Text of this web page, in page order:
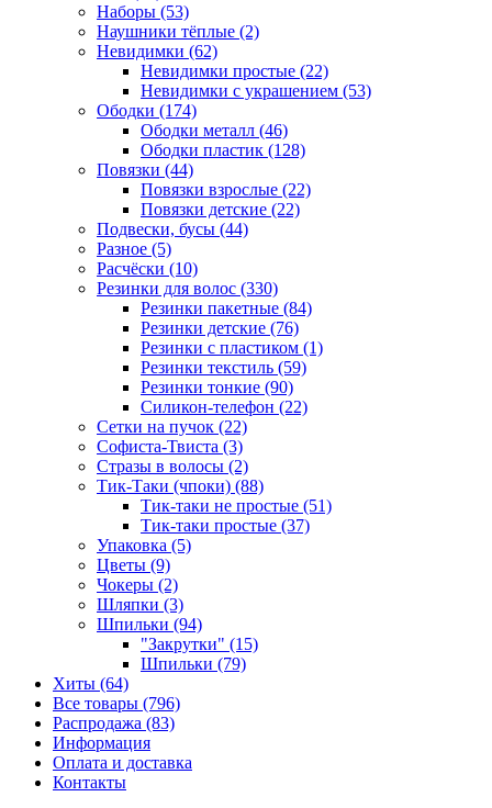
Наборы (53)
Наушники тёплые (2)
Невидимки (62)
Невидимки простые (22)
Невидимки с украшением (53)
Ободки (174)
Ободки металл (46)
Ободки пластик (128)
Повязки (44)
Повязки взрослые (22)
Повязки детские (22)
Подвески, бусы (44)
Разное (5)
Расчёски (10)
Резинки для волос (330)
Резинки пакетные (84)
Резинки детские (76)
Резинки с пластиком (1)
Резинки текстиль (59)
Резинки тонкие (90)
Силикон-телефон (22)
Сетки на пучок (22)
Софиста-Твиста (3)
Стразы в волосы (2)
Тик-Таки (чпоки) (88)
Тик-таки не простые (51)
Тик-таки простые (37)
Упаковка (5)
Цветы (9)
Чокеры (2)
Шляпки (3)
Шпильки (94)
"Закрутки" (15)
Шпильки (79)
Хиты (64)
Все товары (796)
Распродажа (83)
Информация
Оплата и доставка
Контакты